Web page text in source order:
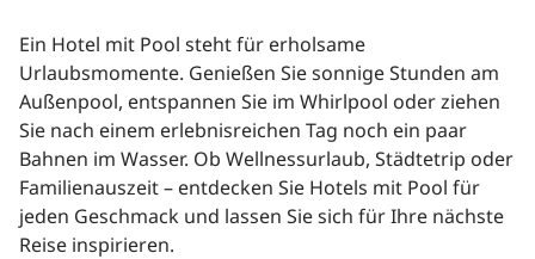
Ein Hotel mit Pool steht für erholsame
Urlaubsmomente. Genießen Sie sonnige Stunden am
Außenpool, entspannen Sie im Whirlpool oder ziehen
Sie nach einem erlebnisreichen Tag noch ein paar
Bahnen im Wasser. Ob Wellnessurlaub, Städtetrip oder
Familienauszeit – entdecken Sie Hotels mit Pool für
jeden Geschmack und lassen Sie sich für Ihre nächste
Reise inspirieren.